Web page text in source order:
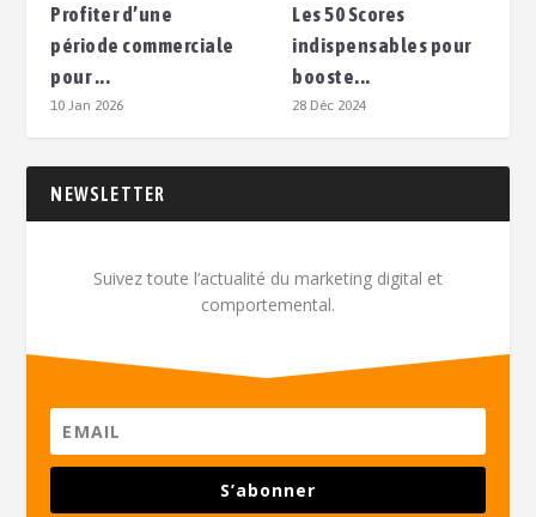
Profiter d’une
période commerciale
pour ...
10 Jan 2026
Les 50 Scores
indispensables pour
booste...
28 Déc 2024
NEWSLETTER
Suivez toute l’actualité du marketing digital et
comportemental.
S’abonner